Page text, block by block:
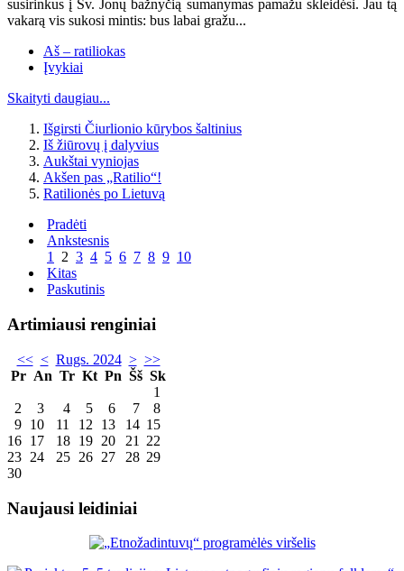
susirinkus į Šv. Jonų bažnyčią sumanymas pamažu skleidėsi. Jau tą
vakarą vis sukosi mintis: bus labai gražu...
Aš – ratiliokas
Įvykiai
Skaityti daugiau...
Išgirsti Čiurlionio kūrybos šaltinius
Iš žiūrovų į dalyvius
Aukštai vyniojas
Akšen pas „Ratilio“!
Ratilionės po Lietuvą
Pradėti
Ankstesnis
1 2 3 4 5 6 7 8 9 10
Kitas
Paskutinis
Artimiausi renginiai
<< < Rugs. 2024 > >>
Pr An Tr Kt Pn Šš Sk
1
2
3 4 5 6 7
8
9 10 11 12 13 14 15
16 17 18 19 20 21
22
23 24 25 26 27 28 29
30
Naujausi leidiniai